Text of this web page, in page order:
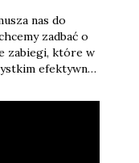
nas do
zadbać o
zabiegi, które w
efektywny
taniej niż w